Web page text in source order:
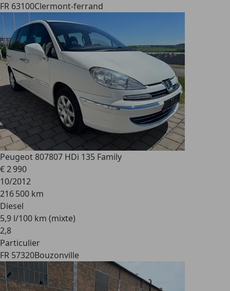
FR 63100Clermont-ferrand
Peugeot 807807 HDi 135 Family
€ 2 990
10/2012
216 500 km
Diesel
5,9 l/100 km (mixte)
2,8
Particulier
FR 57320Bouzonville